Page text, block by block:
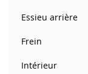
Essieu arrière
Frein
Intérieur